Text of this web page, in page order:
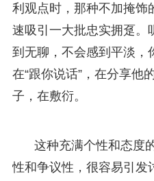
利观点时，那种不加掩饰
速吸引一大批忠实拥趸。
到无聊，不会感到平淡，
在“跟你说话”，在分享他
子，在敷衍。
这种充满个性和态度
性和争议性，很容易引发